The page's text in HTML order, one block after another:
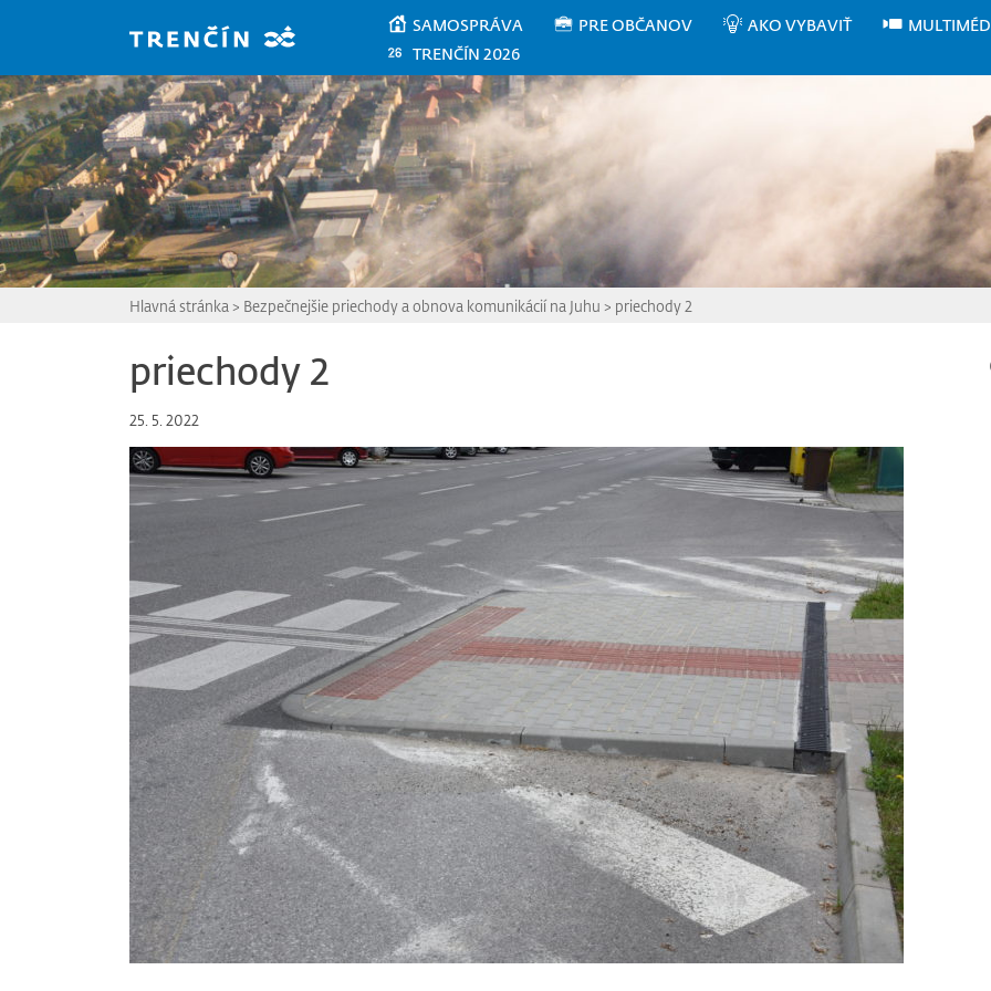
SAMOSPRÁVA PRE OBČANOV AKO VYBAVIŤ
TRENČÍN 2026
Hlavná stránka > Bezpečnejšie priechody a obnova komunikácií na Juhu > priechody 2
priechody 2
25. 5. 2022